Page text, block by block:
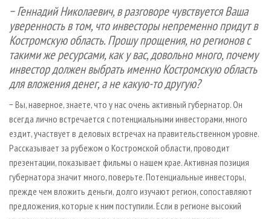
− Геннадий Николаевич, в разговоре чувствуется Ваша
уверенность в том, что инвесторы непременно придут в
Костромскую область. Прошу прощения, но регионов с
такими же ресурсами, как у вас, довольно много, почему
инвестор должен выбрать именно Костромскую область
для вложения денег, а не какую-то другую?
− Вы, наверное, знаете, что у нас очень активный губернатор. Он
всегда лично встречается с потенциальными инвесторами, много
ездит, участвует в деловых встречах на правительственном уровне.
Рассказывает за рубежом о Костромской области, проводит
презентации, показывает фильмы о нашем крае. Активная позиция
губернатора значит много, поверьте. Потенциальные инвесторы,
прежде чем вложить деньги, долго изучают регион, сопоставляют
предложения, которые к ним поступили. Если в регионе высокий